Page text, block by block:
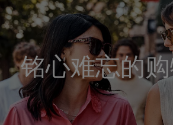
铭心难忘的